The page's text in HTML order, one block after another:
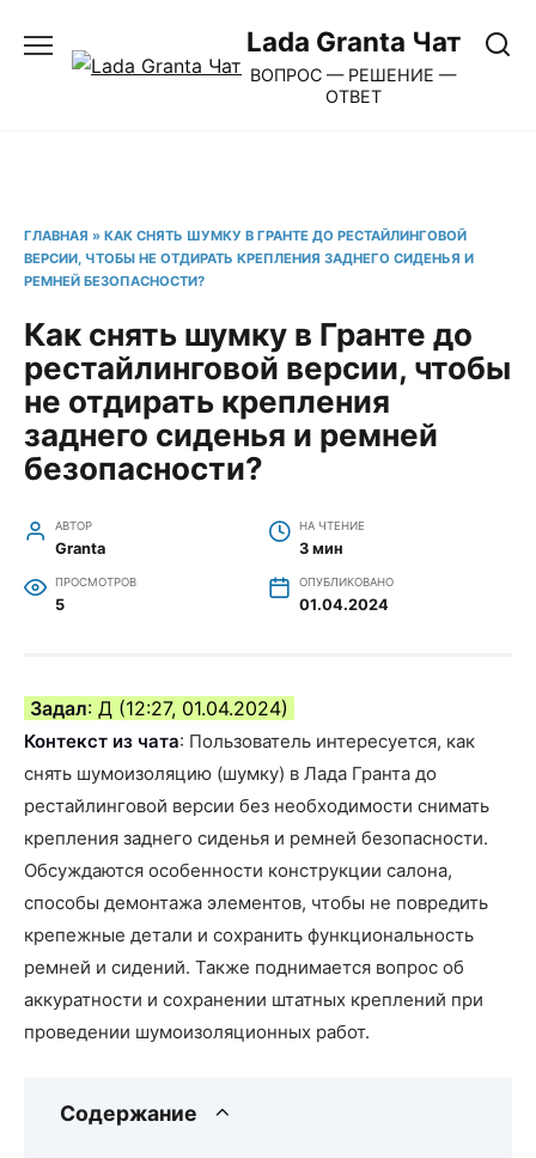
содержанию
Lada Granta Чат
ВОПРОС — РЕШЕНИЕ —
ОТВЕТ
ГЛАВНАЯ » КАК СНЯТЬ ШУМКУ В ГРАНТЕ ДО РЕСТАЙЛИНГОВОЙ
ВЕРСИИ, ЧТОБЫ НЕ ОТДИРАТЬ КРЕПЛЕНИЯ ЗАДНЕГО СИДЕНЬЯ И
РЕМНЕЙ БЕЗОПАСНОСТИ?
Как снять шумку в Гранте до
рестайлинговой версии, чтобы
не отдирать крепления
заднего сиденья и ремней
безопасности?
АВТОР
Granta
НА ЧТЕНИЕ
3 мин
ПРОСМОТРОВ
5
ОПУБЛИКОВАНО
01.04.2024
Задал: Д (12:27, 01.04.2024)
Контекст из чата: Пользователь интересуется, как
снять шумоизоляцию (шумку) в Лада Гранта до
рестайлинговой версии без необходимости снимать
крепления заднего сиденья и ремней безопасности.
Обсуждаются особенности конструкции салона,
способы демонтажа элементов, чтобы не повредить
крепежные детали и сохранить функциональность
ремней и сидений. Также поднимается вопрос об
аккуратности и сохранении штатных креплений при
проведении шумоизоляционных работ.
Содержание